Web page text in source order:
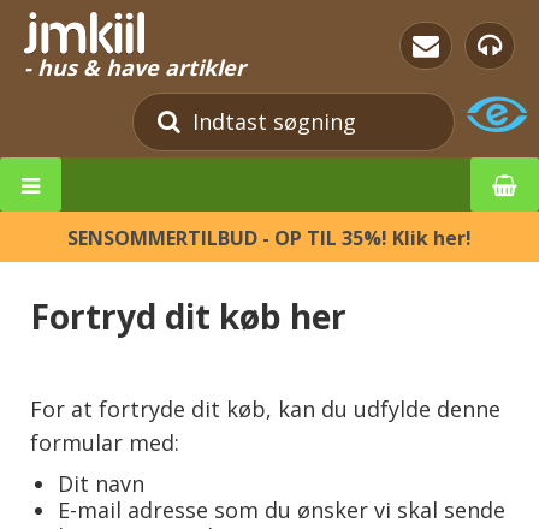
- hus & have artikler
SENSOMMERTILBUD - OP TIL 35%! Klik her!
Fortryd dit køb her
For at fortryde dit køb, kan du udfylde denne
formular med:
Dit navn
E-mail adresse som du ønsker vi skal sende